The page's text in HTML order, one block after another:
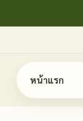
หน้าแรก